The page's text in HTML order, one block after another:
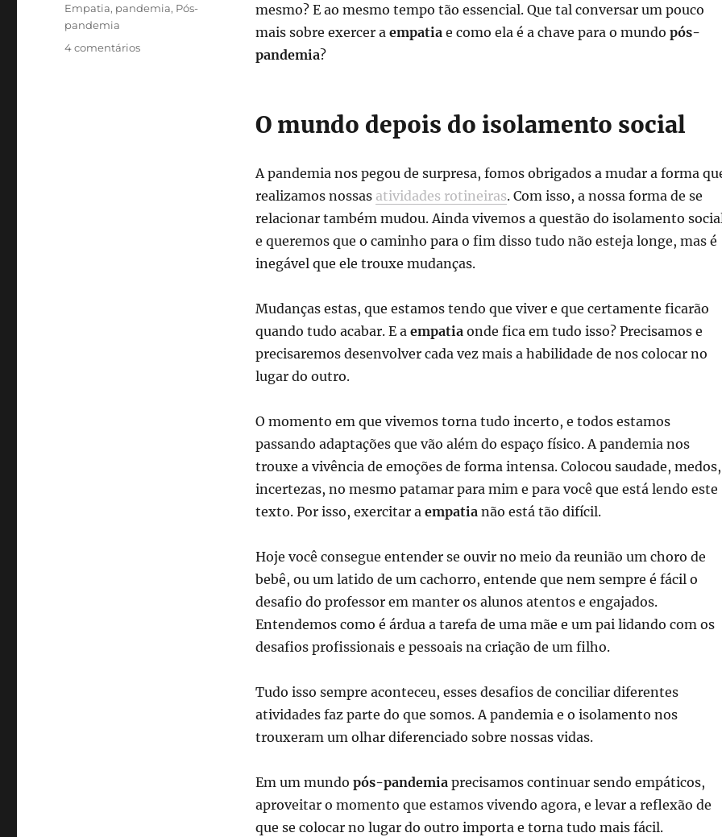
mesmo? E ao mesmo tempo tão essencial. Que tal conversar um pouco
mais sobre exercer a empatiae como ela é a chave para o mundo pós-
pandemia?
O mundo depois do isolamento social
A pandemia nos pegou de surpresa, fomos obrigados a mudar a forma
realizamos nossas atividades rotineiras. Com isso, a nossa forma de se
relacionar também mudou. Ainda vivemos a questão do isolamento
e queremos que o caminho para o fim disso tudo não esteja longe, mas é
inegável que ele trouxe mudanças.
Mudanças estas, que estamos tendo que viver e que certamente ficarão
quando tudo acabar. E a empatiaonde fica em tudo isso? Precisamos e
precisaremos desenvolver cada vez mais a habilidade de nos colocar no
lugar do outro.
O momento em que vivemos torna tudo incerto, e todos estamos
passando adaptações que vão além do espaço físico. A pandemia nos
trouxe a vivência de emoções de forma intensa. Colocou saudade, medos,
incertezas, no mesmo patamar para mim e para você que está lendo este
texto. Por isso, exercitar aempatianão está tão difícil.
Hoje você consegue entender se ouvir no meio da reunião um choro de
bebê, ou um latido de um cachorro, entende que nem sempre é fácil o
desafio do professor em manter os alunos atentos e engajados.
Entendemos como é árdua a tarefa de uma mãe e um pai lidando com os
desafios profissionais e pessoais na criação de um filho.
Tudo isso sempre aconteceu, esses desafios de conciliar diferentes
atividades faz parte do que somos. A pandemia e o isolamento nos
trouxeram um olhar diferenciado sobre nossas vidas.
Em um mundo pós-pandemia precisamos continuar sendo empáticos,
aproveitar o momento que estamos vivendo agora, e levar a reflexão de
que se colocar no lugar do outro importa e torna tudo mais fácil.
Tags
Empatia, pandemia, Pós-
pandemia
4 comentáriosem